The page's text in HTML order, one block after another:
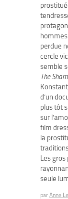
perdue
cercle
semble
The
d’un
plus tôt
sur
film
la
Les gros
seule
par Anne